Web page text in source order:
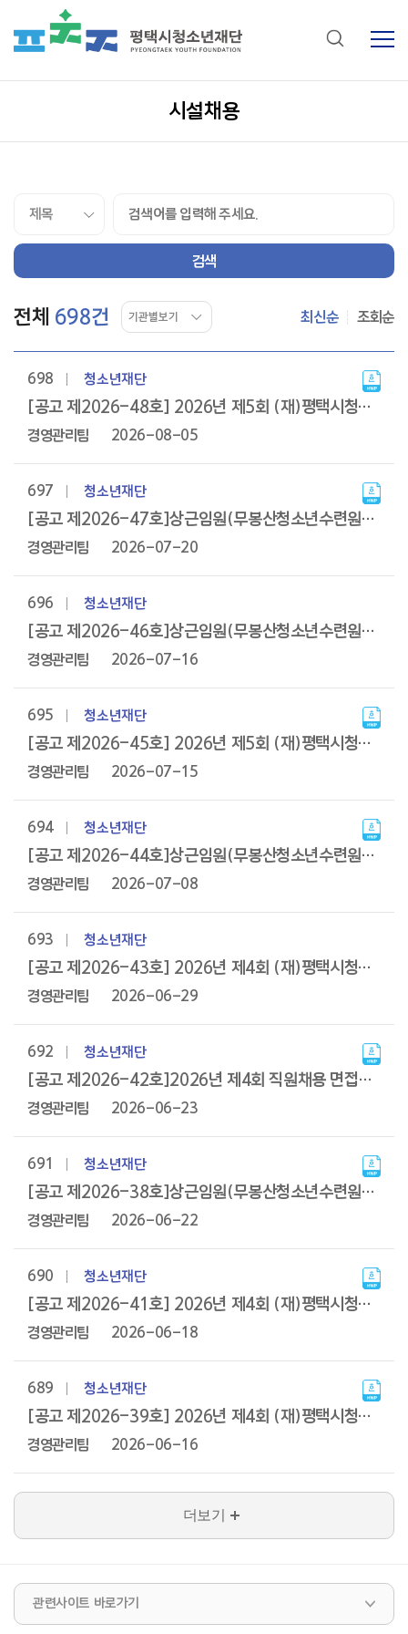
시설채용
전체 698건 최신순 조회순
목록
시설채용
게시판
목록이며
번호,
구분,
제목,
작성자,
제공하고
링크를
상세페이지로
698 청소년재단
[공고 제2026-48호] 2026년 제5회 (재)평택시청소년재단 신규직원 채용 재공고(남자단기청소년쉼터 야간보호상담원, 육아휴직 대체)
경영관리팀 2026-08-05
697 청소년재단
[공고 제2026-47호]상근임원(무봉산청소년수련원장) 공개채용 공고
경영관리팀 2026-07-20
696 청소년재단
[공고 제2026-46호]상근임원(무봉산청소년수련원장) 서류전형 결과발표
경영관리팀 2026-07-16
695 청소년재단
[공고 제2026-45호] 2026년 제5회 (재)평택시청소년재단 신규직원 채용공고(남자단기청소년쉼터 소장/팀장/야간보호상담원, 육아휴직 대체)
경영관리팀 2026-07-15
694 청소년재단
[공고 제2026-44호]상근임원(무봉산청소년수련원장) 공개채용 재공고(접수기간 연장)
경영관리팀 2026-07-08
693 청소년재단
[공고 제2026-43호] 2026년 제4회 (재)평택시청소년재단 공개채용 최종합격자 발표
경영관리팀 2026-06-29
692 청소년재단
[공고 제2026-42호]2026년 제4회 직원채용 면접시험 합격자 발표 및 임용등록 공고
경영관리팀 2026-06-23
691 청소년재단
[공고 제2026-38호]상근임원(무봉산청소년수련원장) 공개채용 재공고
경영관리팀 2026-06-22
690 청소년재단
[공고 제2026-41호] 2026년 제4회 (재)평택시청소년재단 직원 공개채용 서류전형 합격자 발표 및 인적성검사 시행계획
경영관리팀 2026-06-18
689 청소년재단
[공고 제2026-39호] 2026년 제4회 (재)평택시청소년재단 직원 공개채용 서류전형 합격자 발표 및 인적성검사 시행계획
경영관리팀 2026-06-16
더보기
관련사이트 바로가기